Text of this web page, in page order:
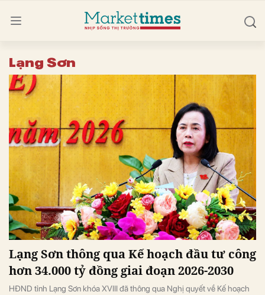
Lạng Sơn
Lạng Sơn thông qua Kế hoạch đầu tư công
hơn 34.000 tỷ đồng giai đoạn 2026-2030
HĐND tỉnh Lạng Sơn khóa XVIII đã thông qua Nghị quyết về Kế hoạch